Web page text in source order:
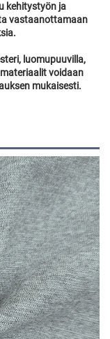
kehitystyön ja
vastaanottamaan
luomupuuvilla,
materiaalit voidaan
mukaisesti.